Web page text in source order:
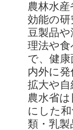
農林水
効能の
豆製品
理法や
で、健
内外に
拡大や
農水省
にした
類・乳